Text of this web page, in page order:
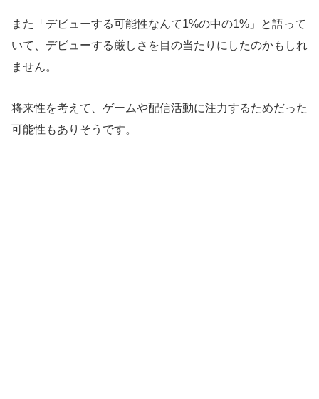
また「デビューする可能性なんて1%の中の1%」と語って
いて、デビューする厳しさを目の当たりにしたのかもしれ
ません。
将来性を考えて、ゲームや配信活動に注力するためだった
可能性もありそうです。